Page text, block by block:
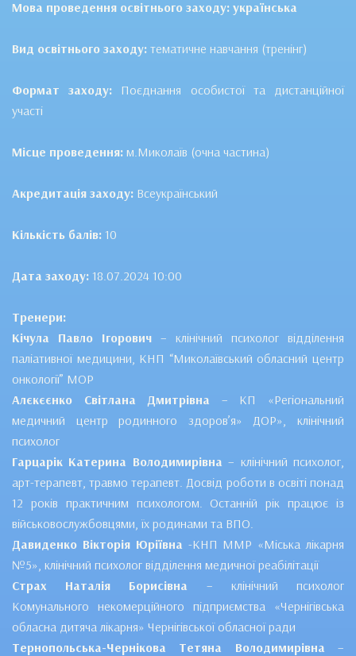
Мова проведення освітнього заходу: українська
Вид освітнього заходу: тематичне навчання (тренінг)
Формат заходу: Поєднання особистої та дистанційної
участі
Місце проведення: м.Миколаїв (очна частина)
Акредитація заходу: Всеукраїнський
Кількість балів: 10
Дата заходу: 18.07.2024 10:00
Тренери:
Кічула Павло Ігорович – клінічний психолог відділення
паліативної медицини, КНП “Миколаївський обласний центр
онкології” МОР
Алєкєєнко Світлана Дмитрівна – КП «Регіональний
медичний центр родинного здоров’я» ДОР», клінічний
психолог
Гарцарік Катерина Володимирівна – клінічний психолог,
арт-терапевт, травмо терапевт. Досвід роботи в освіті понад
12 років практичним психологом. Останній рік працює із
військовослужбовцями, їх родинами та ВПО.
Давиденко Вікторія Юріївна -КНП ММР «Міська лікарня
№5», клінічний психолог відділення медичної реабілітації
Страх Наталія Борисівна – клінічний психолог
Комунального некомерційного підприємства «Чернігівська
обласна дитяча лікарня» Чернігівської обласної ради
Тернопольська-Чернікова Тетяна Володимирівна –